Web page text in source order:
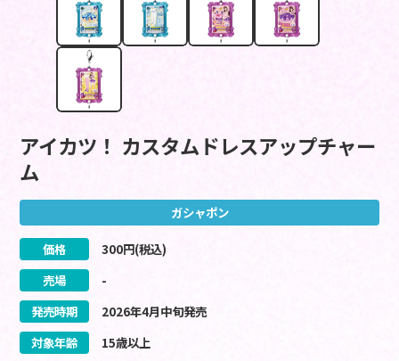
アイカツ！ カスタムドレスアップチャー
ム
ガシャポン
価格 300円(税込)
売場
-
発売時期
2026年4月中旬発売
対象年齢
15歳以上